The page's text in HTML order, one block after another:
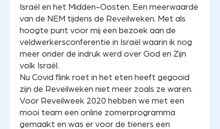
Israël en het Midden-Oosten. Een meerwaarde
van de NEM tijdens de Reveilweken. Met als
hoogte punt voor mij een bezoek aan de
veldwerkersconferentie in Israël waarin ik nog
meer onder de indruk werd over God en Zijn
volk Israël.
Nu Covid flink roet in het eten heeft gegooid
zijn de Reveilweken niet meer zoals ze waren.
Voor Reveilweek 2020 hebben we met een
mooi team een online zomerprogramma
gemaakt en was er voor de tieners een